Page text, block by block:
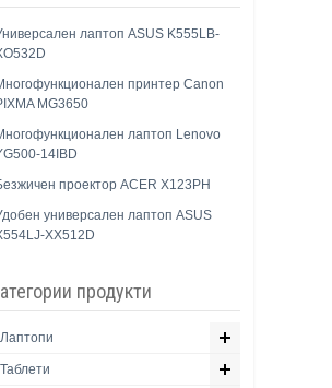
лаптоп ASUS K555LB-
принтер Canon
MG3650
лаптоп Lenovo
14IBD
проектор ACER X123PH
универсален лаптоп ASUS
XX512D
продукти
Лаптопи
Таблети